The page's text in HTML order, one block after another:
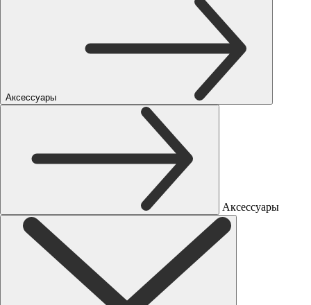
Аксессуары
Аксессуары